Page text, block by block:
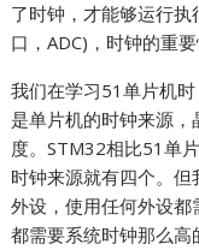
了时钟，才能够运行
口，ADC)，时钟的重要
我们在学习51单片机
是单片机的时钟来源
度。STM32相比51单
时钟来源就有四个。
外设，使用任何外设
都需要系统时钟那么